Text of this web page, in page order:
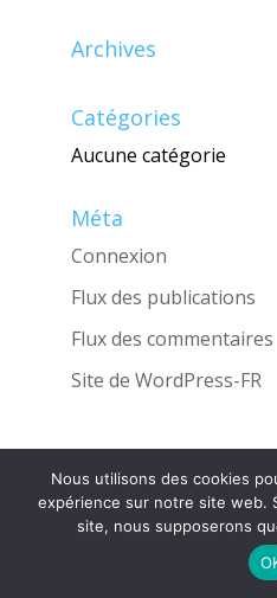
Archives
Catégories
Aucune catégorie
Méta
Connexion
Flux des publications
Flux des commentaires
Site de WordPress-FR
Une réalisation de
Nous utilisons des cookies
expérience sur notre site web.
site, nous supposerons